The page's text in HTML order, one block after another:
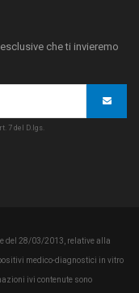
che ti invieremo
7 del D.lgs.
del 28/03/2013, relative alla
medico-diagnostici in vitro
ivi contenute sono